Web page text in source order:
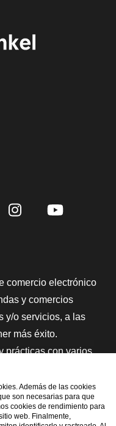
comercio electrónico
y comercios
y/o servicios, a las
más éxito.
prácticas con varios
herramientas y
de mercado, y
educativa, la
Además de las cookies
son necesarias para que
cookies de rendimiento para
web. Finalmente,